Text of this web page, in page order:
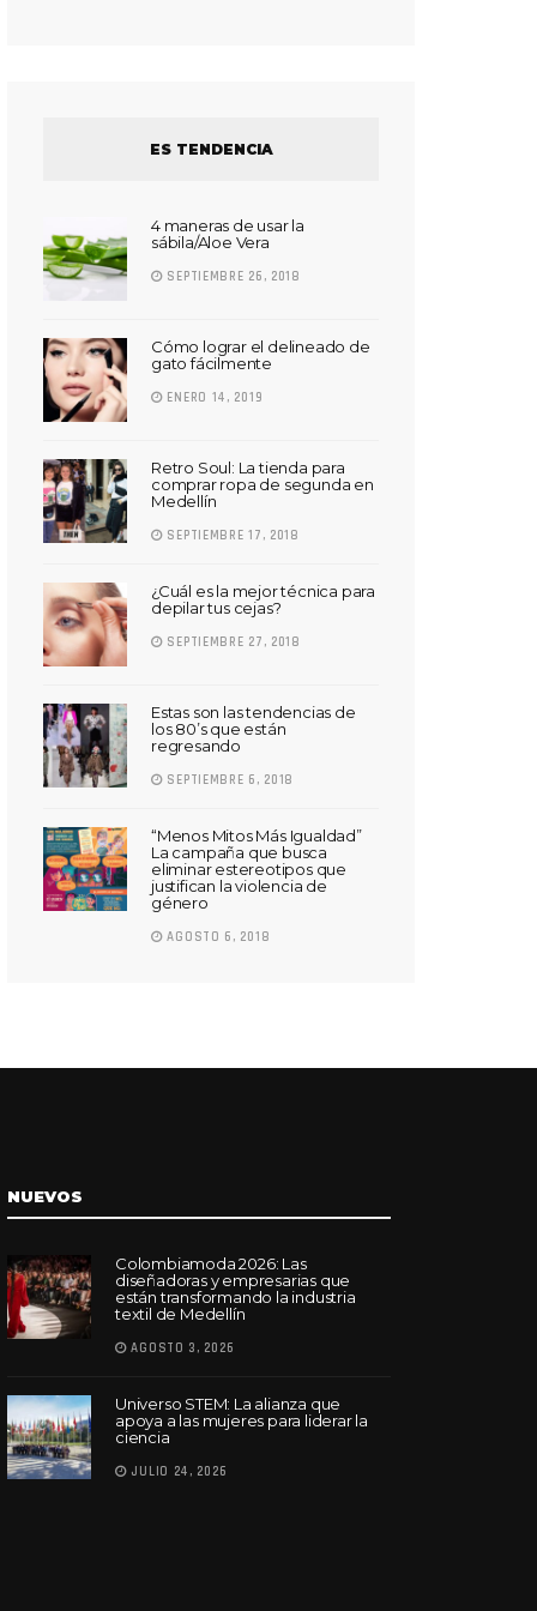
ES TENDENCIA
4 maneras de usar la
sábila/Aloe Vera
SEPTIEMBRE 26, 2018
Cómo lograr el delineado de
gato fácilmente
ENERO 14, 2019
Retro Soul: La tienda para
comprar ropa de segunda en
Medellín
SEPTIEMBRE 17, 2018
¿Cuál es la mejor técnica para
depilar tus cejas?
SEPTIEMBRE 27, 2018
Estas son las tendencias de
los 80’s que están
regresando
SEPTIEMBRE 6, 2018
“Menos Mitos Más Igualdad”
La campaña que busca
eliminar estereotipos que
justifican la violencia de
género
AGOSTO 6, 2018
NUEVOS
Colombiamoda 2026: Las
diseñadoras y empresarias que
están transformando la industria
textil de Medellín
AGOSTO 3, 2026
Universo STEM: La alianza que
apoya a las mujeres para liderar la
ciencia
JULIO 24, 2026